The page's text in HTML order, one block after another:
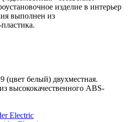
изделие в интерьер
выполнен из
(цвет белый) двухместная.
высококачественного ABS-
Electric